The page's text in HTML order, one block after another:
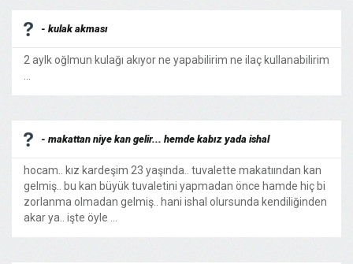
- kulak akması
2 aylk oğlmun kulağı akıyor ne yapabilirim ne ilaç kullanabilirim
- makattan niye kan gelir... hemde kabız yada ishal
hocam.. kız kardeşim 23 yaşında.. tuvalette makatıından kan
gelmiş.. bu kan büyük tuvaletini yapmadan önce hamde hiç bi
zorlanma olmadan gelmiş.. hani ishal olursunda kendiliğinden
akar ya.. işte öyle ...